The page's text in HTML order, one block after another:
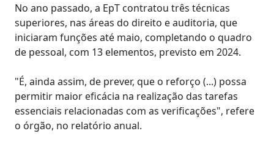
No ano passado, a EpT contratou três técnicas
superiores, nas áreas do direito e auditoria, que
iniciaram funções até maio, completando o quadro
de pessoal, com 13 elementos, previsto em 2024.
"É, ainda assim, de prever, que o reforço (...) possa
permitir maior eficácia na realização das tarefas
essenciais relacionadas com as verificações", refere
o órgão, no relatório anual.